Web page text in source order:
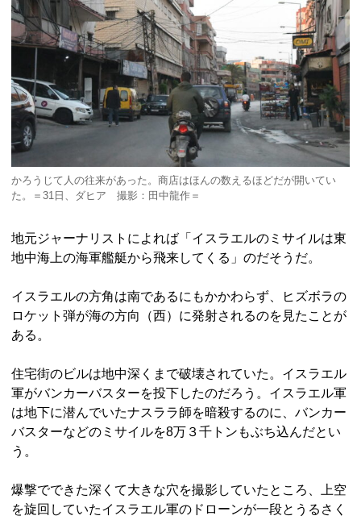
かろうじて人の往来があった。商店はほんの数えるほどだが開いてい
た。＝31日、ダヒア 撮影：田中龍作＝
地元ジャーナリストによれば「イスラエルのミサイルは東
地中海上の海軍艦艇から飛来してくる」のだそうだ。
イスラエルの方角は南であるにもかかわらず、ヒズボラの
ロケット弾が海の方向（西）に発射されるのを見たことが
ある。
住宅街のビルは地中深くまで破壊されていた。イスラエル
軍がバンカーバスターを投下したのだろう。イスラエル軍
は地下に潜んでいたナスララ師を暗殺するのに、バンカー
バスターなどのミサイルを8万３千トンもぶち込んだとい
う。
爆撃でできた深くて大きな穴を撮影していたところ、上空
を旋回していたイスラエル軍のドローンが一段とうるさく